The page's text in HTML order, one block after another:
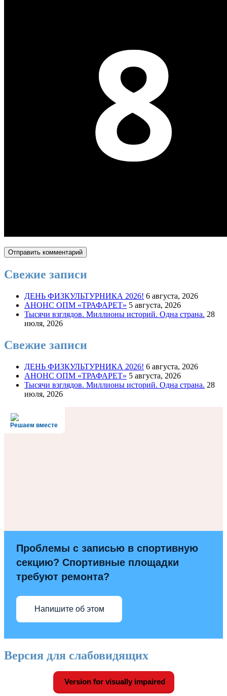
Свежие записи
ДЕНЬ ФИЗКУЛЬТУРНИКА 2026! 6 августа, 2026
АНОНС ОПМ «ТРАФАРЕТ» 5 августа, 2026
Тысячи взглядов. Миллионы историй. Одна страна. 28
июля, 2026
Свежие записи
ДЕНЬ ФИЗКУЛЬТУРНИКА 2026! 6 августа, 2026
АНОНС ОПМ «ТРАФАРЕТ» 5 августа, 2026
Тысячи взглядов. Миллионы историй. Одна страна. 28
июля, 2026
Решаем вместе
Проблемы с записью в спортивную
секцию? Спортивные площадки
требуют ремонта?
Напишите об этом
Версия для слабовидящих
Version for visually impaired